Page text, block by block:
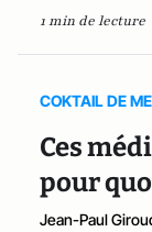
1 min de lecture
COKTAIL DE
Ces
pour
Jean-Paul